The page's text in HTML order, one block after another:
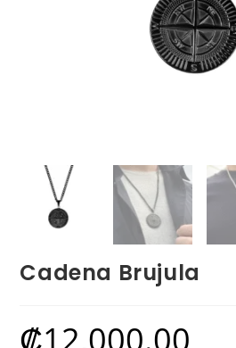
Cadena Brujula
₡12,000.00